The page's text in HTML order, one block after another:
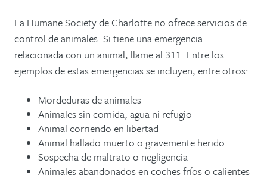
La Humane Society de Charlotte no ofrece servicios de
control de animales. Si tiene una emergencia
relacionada con un animal, llame al 311. Entre los
ejemplos de estas emergencias se incluyen, entre otros:
Mordeduras de animales
Animales sin comida, agua ni refugio
Animal corriendo en libertad
Animal hallado muerto o gravemente herido
Sospecha de maltrato o negligencia
Animales abandonados en coches fríos o calientes